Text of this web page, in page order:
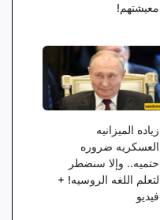
معیشتهم!
زیاده المیزانیه
العسکریه ضروره
حتمیه.. وإلا سنضطر
لتعلم اللغه الروسیه! +
فیدیو